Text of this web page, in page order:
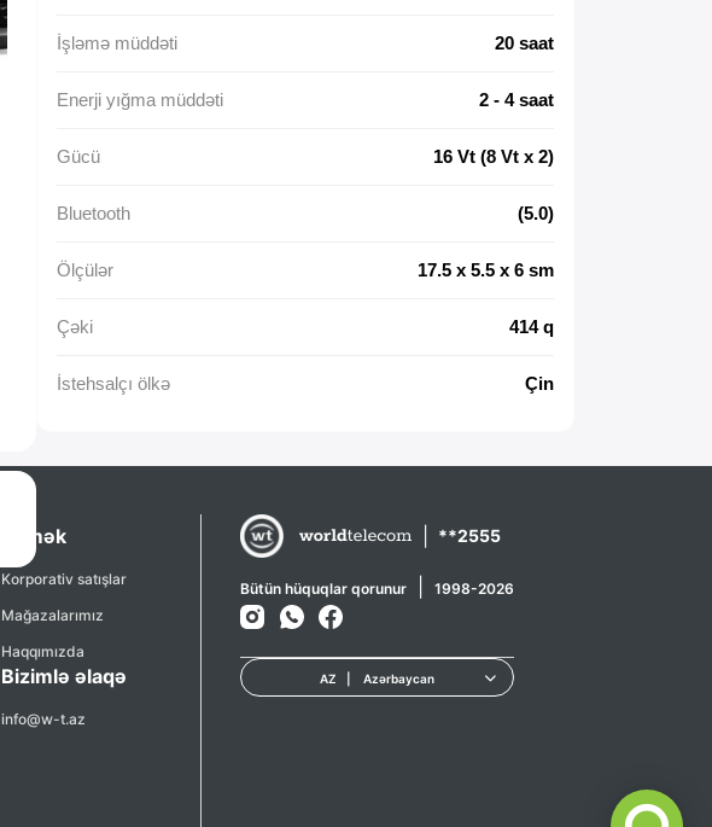
İşləmə müddəti 20 saat
Enerji yığma müddəti 2 - 4 saat
Gücü 16 Vt (8 Vt x 2)
Bluetooth (5.0)
Ölçülər 17.5 x 5.5 x 6 sm
Çəki 414 q
İstehsalçı ölkə Çin
Kömək
Korporativ satışlar
Mağazalarımız
Haqqımızda
Bizimlə əlaqə
info@w-t.az
**2555
Bütün hüquqlar qorunur 1998-2026
AZ Azərbaycan